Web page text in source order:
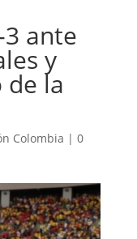
ante
y
la
Colombia | 0